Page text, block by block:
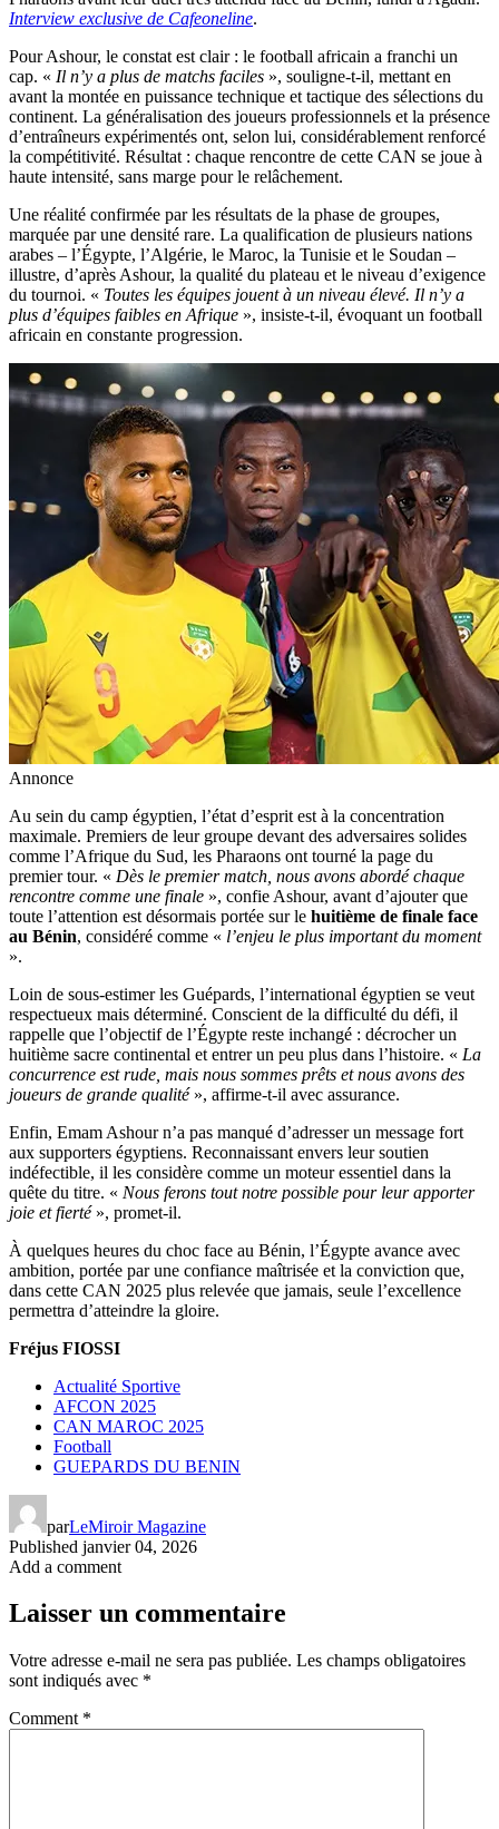
Interview exclusive de Cafeoneline.
Pour Ashour, le constat est clair : le football africain a franchi un
cap. « Il n’y a plus de matchs faciles », souligne-t-il, mettant en
avant la montée en puissance technique et tactique des sélections du
continent. La généralisation des joueurs professionnels et la présence
d’entraîneurs expérimentés ont, selon lui, considérablement renforcé
la compétitivité. Résultat : chaque rencontre de cette CAN se joue à
haute intensité, sans marge pour le relâchement.
Une réalité confirmée par les résultats de la phase de groupes,
marquée par une densité rare. La qualification de plusieurs nations
arabes – l’Égypte, l’Algérie, le Maroc, la Tunisie et le Soudan –
illustre, d’après Ashour, la qualité du plateau et le niveau d’exigence
du tournoi. « Toutes les équipes jouent à un niveau élevé. Il n’y a
plus d’équipes faibles en Afrique », insiste-t-il, évoquant un football
africain en constante progression.
Annonce
Au sein du camp égyptien, l’état d’esprit est à la concentration
maximale. Premiers de leur groupe devant des adversaires solides
comme l’Afrique du Sud, les Pharaons ont tourné la page du
premier tour. « Dès le premier match, nous avons abordé chaque
rencontre comme une finale », confie Ashour, avant d’ajouter que
toute l’attention est désormais portée sur le huitième de finale face
au Bénin, considéré comme « l’enjeu le plus important du moment
».
Loin de sous-estimer les Guépards, l’international égyptien se veut
respectueux mais déterminé. Conscient de la difficulté du défi, il
rappelle que l’objectif de l’Égypte reste inchangé : décrocher un
huitième sacre continental et entrer un peu plus dans l’histoire. « La
concurrence est rude, mais nous sommes prêts et nous avons des
joueurs de grande qualité», affirme-t-il avec assurance.
Enfin, Emam Ashour n’a pas manqué d’adresser un message fort
aux supporters égyptiens. Reconnaissant envers leur soutien
indéfectible, il les considère comme un moteur essentiel dans la
quête du titre. « Nous ferons tout notre possible pour leur apporter
joie et fierté », promet-il.
À quelques heures du choc face au Bénin, l’Égypte avance avec
ambition, portée par une confiance maîtrisée et la conviction que,
dans cette CAN 2025 plus relevée que jamais, seule l’excellence
permettra d’atteindre la gloire.
Fréjus FIOSSI
Actualité Sportive
AFCON 2025
CAN MAROC 2025
Football
GUEPARDS DU BENIN
parLeMiroir Magazine
Published janvier 04, 2026
Add a comment
Laisser un commentaire
Votre adresse e-mail ne sera pas publiée. Les champs obligatoires
sont indiqués avec *
Comment *